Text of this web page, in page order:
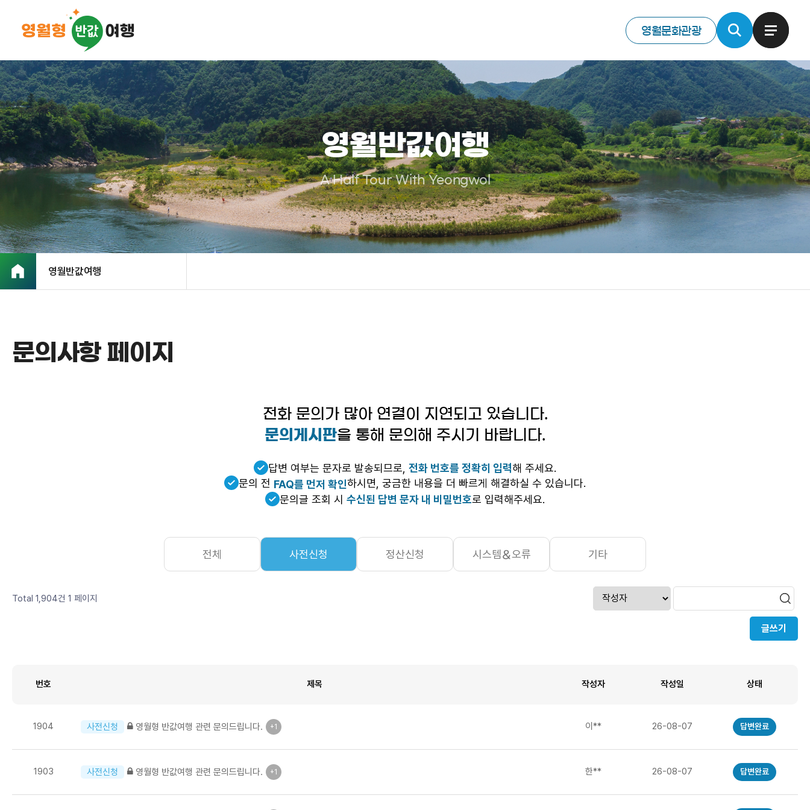
영월문화관광
영월반값여행
A Half Tour With Yeongwol
영월반값여행
문의사항 페이지
전화 문의가 많아 연결이 지연되고 있습니다.
문의게시판을 통해 문의해 주시기 바랍니다.
답변 여부는 문자로 발송되므로, 전화 번호를 정확히 입력해 주세요.
문의 전 FAQ를 먼저 확인하시면, 궁금한 내용을 더 빠르게 해결하실 수 있습니다.
문의글 조회 시 수신된 답변 문자 내 비밀번호로 입력해주세요.
전체 사전신청 정산신청 시스템＆오류 기타
Total 1,904건 1 페이지
글쓰기
번호 제목 작성자 작성일 상태
1904 사전신청 영월형 반값여행 관련 문의드립니다. +1 이** 26-08-07 답변완료
1903 사전신청 영월형 반값여행 관련 문의드립니다. +1 한** 26-08-07 답변완료